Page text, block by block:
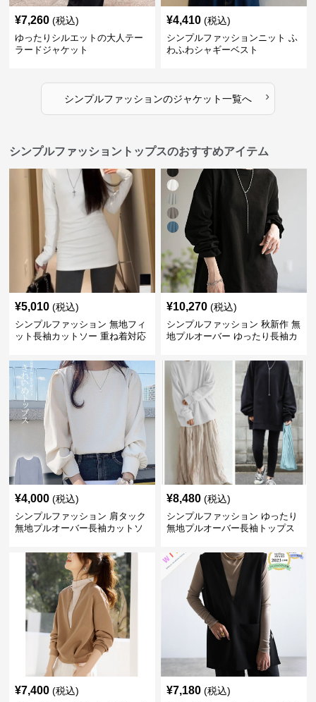
¥7,260 (税込)
ゆったりシルエットの大人テー
ラードジャケット
¥4,410 (税込)
シンプルファッションニット ふ
わふわシャギーベスト
シンプルファッションのジャケット一覧へ ›
シンプルファッショントップスのおすすめアイテム
¥5,010 (税込)
シンプルファッション 無地フィ
ット長袖カットソー 重ね着対応
¥10,270 (税込)
シンプルファッション 秋新作 無
地プルオーバー ゆったり長袖カ
¥4,000 (税込)
シンプルファッション 肩タック
無地プルオーバー長袖カットソ
¥8,480 (税込)
シンプルファッション ゆったり
無地プルオーバー長袖トップス
¥7,400 (税込) ¥7,180 (税込)